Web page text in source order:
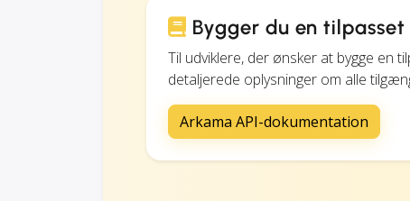
Bygger du en
Til udviklere, der ønsker at bygge en
detaljerede oplysninger om alle
Arkama API-dokumentation